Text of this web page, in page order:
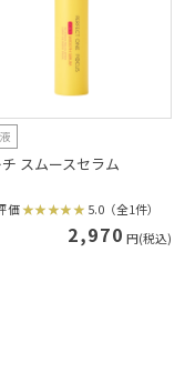
チ スムースセラム
価 5.0（全1件）
2,970 円(税込)